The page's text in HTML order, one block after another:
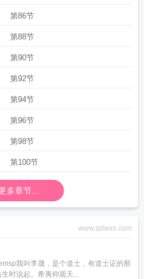
第86节
第88节
第90节
第92节
第94节
第96节
第98节
第100节
多章节...
www.qdwxs.com
我叫李晟，是个道士，有道士证的那
时说起。希夷仰观天...